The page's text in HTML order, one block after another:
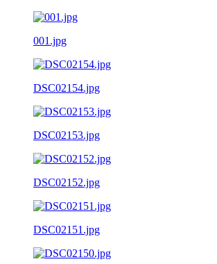
001.jpg
DSC02154.jpg
DSC02153.jpg
DSC02152.jpg
DSC02151.jpg